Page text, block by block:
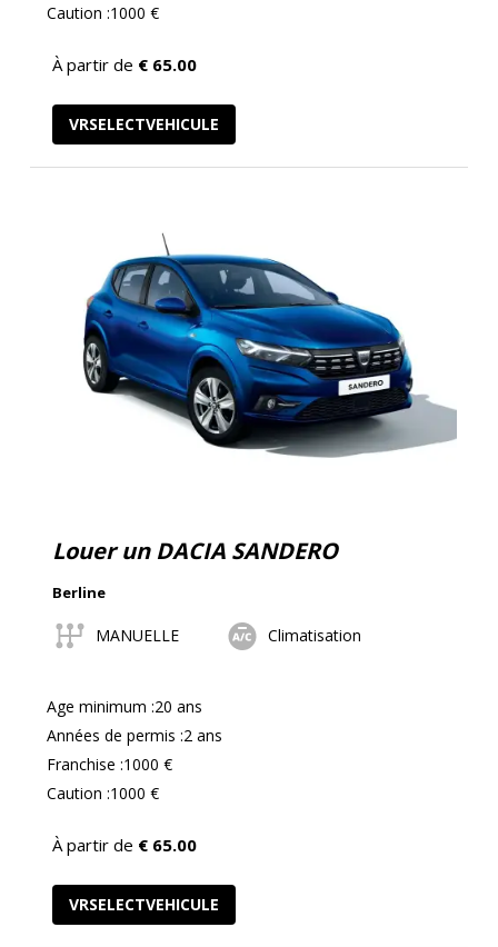
Caution :1000 €
À partir de € 65.00
VRSELECTVEHICULE
Louer un DACIA SANDERO
Berline
MANUELLE Climatisation
Age minimum :20 ans
Années de permis :2 ans
Franchise :1000 €
Caution :1000 €
À partir de € 65.00
VRSELECTVEHICULE